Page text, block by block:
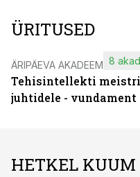
ÜRITUSED
ÄRIPÄEVA AKADEEMIA
Tehisintellekti
juhtidele - vundament
8
HETKEL KUUM